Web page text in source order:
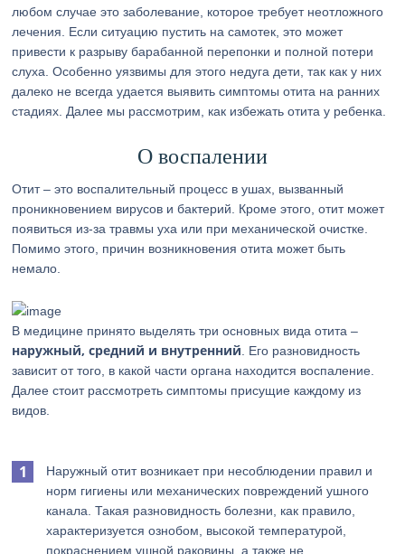
любом случае это заболевание, которое требует неотложного
лечения. Если ситуацию пустить на самотек, это может
привести к разрыву барабанной перепонки и полной потери
слуха. Особенно уязвимы для этого недуга дети, так как у них
далеко не всегда удается выявить симптомы отита на ранних
стадиях. Далее мы рассмотрим, как избежать отита у ребенка.
О воспалении
Отит – это воспалительный процесс в ушах, вызванный
проникновением вирусов и бактерий. Кроме этого, отит может
появиться из-за травмы уха или при механической очистке.
Помимо этого, причин возникновения отита может быть
немало.
В медицине принято выделять три основных вида отита –
наружный, средний и внутренний . Его разновидность
зависит от того, в какой части органа находится воспаление.
Далее стоит рассмотреть симптомы присущие каждому из
видов.
Наружный отит возникает при несоблюдении правил и
норм гигиены или механических повреждений ушного
канала. Такая разновидность болезни, как правило,
характеризуется ознобом, высокой температурой,
покраснением ушной раковины, а также не